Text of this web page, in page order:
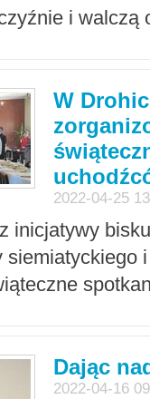
i walczą
W
2022-04-25
inicjatywy
Dając
2022-04-16